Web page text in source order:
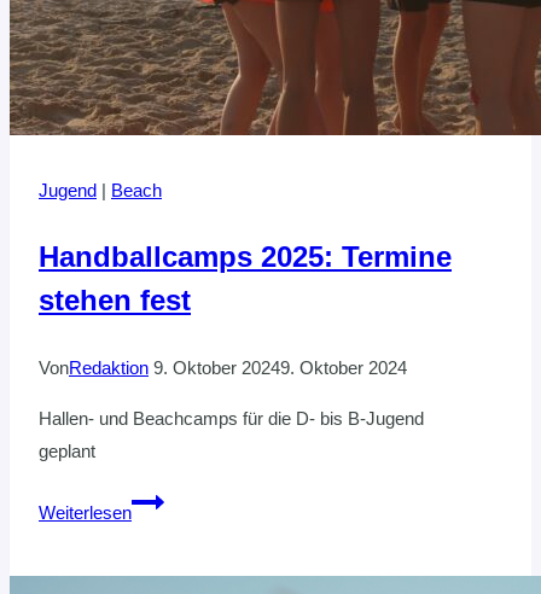
Jugend | Beach
Handballcamps 2025: Termine
stehen fest
VonRedaktion 9. Oktober 20249. Oktober 2024
Hallen- und Beachcamps für die D- bis B-Jugend
geplant
Weiterlesen
Handballcamps